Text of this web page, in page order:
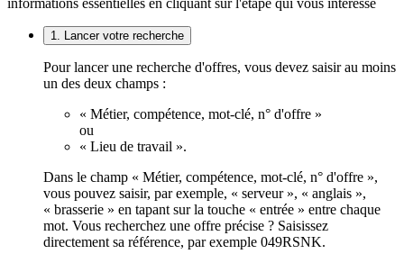
informations essentielles en cliquant sur l'étape qui vous intéresse
1. Lancer votre recherche
Pour lancer une recherche d'offres, vous devez saisir au moins
un des deux champs :
« Métier, compétence, mot-clé, n° d'offre »
ou
« Lieu de travail ».
Dans le champ « Métier, compétence, mot-clé, n° d'offre »,
vous pouvez saisir, par exemple, « serveur », « anglais »,
« brasserie » en tapant sur la touche « entrée » entre chaque
mot. Vous recherchez une offre précise ? Saisissez
directement sa référence, par exemple 049RSNK.